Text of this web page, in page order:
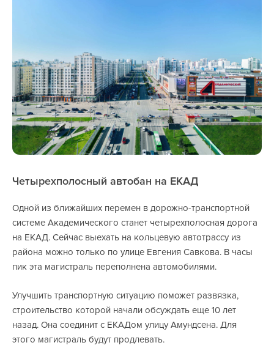
Четырехполосный автобан на ЕКАД
Одной из ближайших перемен в дорожно-транспортной
системе Академического станет четырехполосная дорога
на ЕКАД. Сейчас выехать на кольцевую автотрассу из
района можно только по улице Евгения Савкова. В часы
пик эта магистраль переполнена автомобилями.
Улучшить транспортную ситуацию поможет развязка,
строительство которой начали обсуждать еще 10 лет
назад. Она соединит с ЕКАДом улицу Амундсена. Для
этого магистраль будут продлевать.